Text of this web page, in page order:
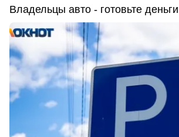
Владельцы авто - готовьте деньги